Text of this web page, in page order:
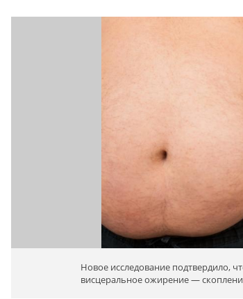
Новое исследование подтвердило,
висцеральное ожирение —